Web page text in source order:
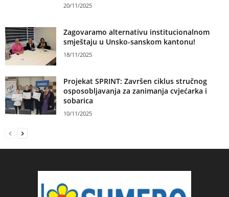
20/11/2025
Zagovaramo alternativu institucionalnom
smještaju u Unsko-sanskom kantonu!
18/11/2025
Projekat SPRINT: Završen ciklus stručnog
osposobljavanja za zanimanja cvjećarka i
sobarica
10/11/2025